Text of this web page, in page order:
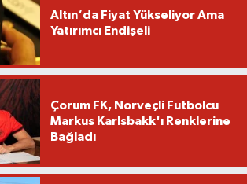
Altın‘da Fiyat Yükseliyor Ama
Yatırımcı Endişeli
Çorum FK, Norveçli Futbolcu
Markus Karlsbakk'ı Renklerine
Bağladı